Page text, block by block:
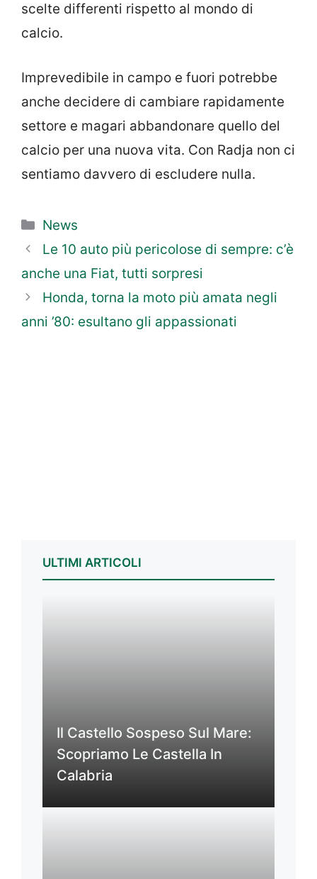
scelte differenti rispetto al mondo di
calcio.
Imprevedibile in campo e fuori potrebbe
anche decidere di cambiare rapidamente
settore e magari abbandonare quello del
calcio per una nuova vita. Con Radja non ci
sentiamo davvero di escludere nulla.
Categorie
News
Le 10 auto più pericolose di sempre: c’è
anche una Fiat, tutti sorpresi
Honda, torna la moto più amata negli
anni ’80: esultano gli appassionati
ULTIMI ARTICOLI
Il Castello Sospeso Sul Mare:
Scopriamo Le Castella In
Calabria